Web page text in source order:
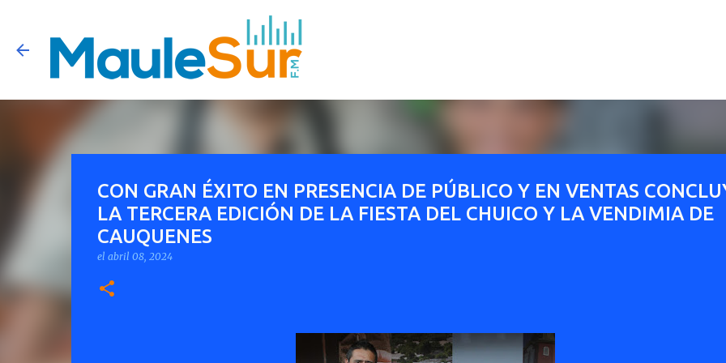
CON GRAN ÉXITO EN PRESENCIA DE PÚBLICO Y EN VENTAS
LA TERCERA EDICIÓN DE LA FIESTA DEL CHUICO Y LA VENDIMIA DE
CAUQUENES
el abril 08, 2024